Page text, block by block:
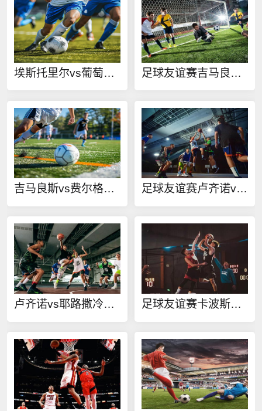
埃斯托里尔vs葡萄牙竞技直播 足球友谊赛吉马良斯vs费尔格拉斯在线观看
吉马良斯vs费尔格拉斯直播 足球友谊赛卢齐诺vs耶路撒冷夏普尔在线观看
卢齐诺vs耶路撒冷夏普尔直播 足球友谊赛卡波斯瓦里vs塞格德VSE在线观看